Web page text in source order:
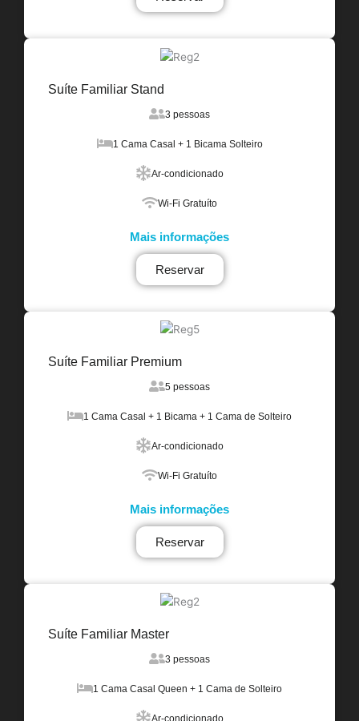
Suíte Familiar Stand
3 pessoas
1 Cama Casal + 1 Bicama Solteiro
Ar-condicionado
Wi-Fi Gratuíto
Mais informações
Reservar
Suíte Familiar Premium
5 pessoas
1 Cama Casal + 1 Bicama + 1 Cama de Solteiro
Ar-condicionado
Wi-Fi Gratuíto
Mais informações
Reservar
Suíte Familiar Master
3 pessoas
1 Cama Casal Queen + 1 Cama de Solteiro